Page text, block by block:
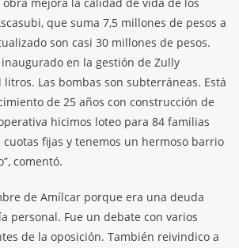
que suma 7,5 millones de pesos a
son casi 30 millones de pesos.
en la gestión de Zully
litros. Las bombas son subterráneas. Está
de 25 años con construcción de
hicimos loteo para 84 familias
fijas y tenemos un hermoso barrio
comentó.
de Amílcar porque era una deuda
personal. Fue un debate con varios
de la oposición. También reivindico a